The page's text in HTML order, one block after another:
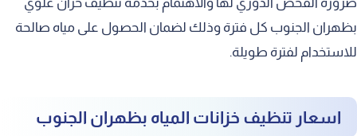
بظهران الجنوب كل فترة وذلك لضمان الحصول على مياه صالحة
للاستخدام لفترة طويلة.
اسعار تنظيف خزانات المياه بظهران الجنوب